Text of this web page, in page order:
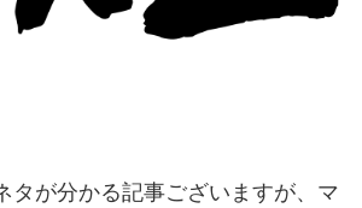
タが分かる記事ございますが、マ